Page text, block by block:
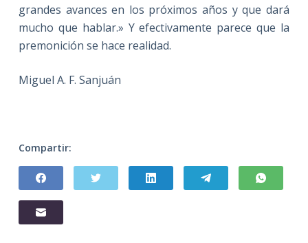
grandes avances en los próximos años y que dará
mucho que hablar.» Y efectivamente parece que la
premonición se hace realidad.
Miguel A. F. Sanjuán
Compartir: